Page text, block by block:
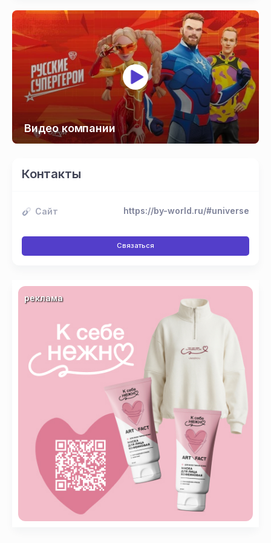
Видео компании
Контакты
Сайт https://by-world.ru/#universe
Связаться
реклама